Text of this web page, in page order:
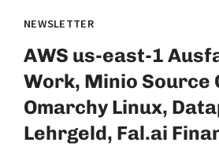
NEWSLETTER
AWS us-east-1
Work, Minio Source
Omarchy Linux,
Lehrgeld, Fal.ai